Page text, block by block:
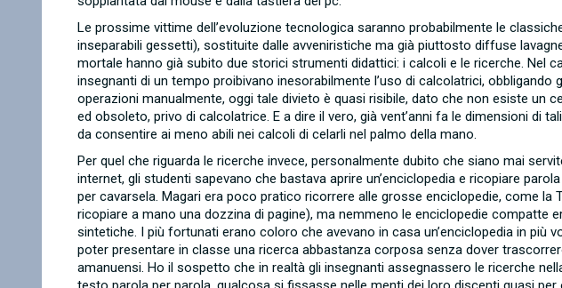
Le prossime vittime dell’evoluzione tecnologica saranno probabilmente le
inseparabili gessetti), sostituite dalle avveniristiche ma già piuttosto diffuse
mortale hanno già subito due storici strumenti didattici: i calcoli e le ricerche. Nel
insegnanti di un tempo proibivano inesorabilmente l’uso di calcolatrici, obbligando
operazioni manualmente, oggi tale divieto è quasi risibile, dato che non esiste un
ed obsoleto, privo di calcolatrice. E a dire il vero, già vent’anni fa le dimensioni di
da consentire ai meno abili nei calcoli di celarli nel palmo della mano.
Per quel che riguarda le ricerche invece, personalmente dubito che siano mai
internet, gli studenti sapevano che bastava aprire un’enciclopedia e ricopiare
per cavarsela. Magari era poco pratico ricorrere alle grosse enciclopedie, come
ricopiare a mano una dozzina di pagine), ma nemmeno le enciclopedie compatte
sintetiche. I più fortunati erano coloro che avevano in casa un’enciclopedia in più
poter presentare in classe una ricerca abbastanza corposa senza dover
amanuensi. Ho il sospetto che in realtà gli insegnanti assegnassero le ricerche